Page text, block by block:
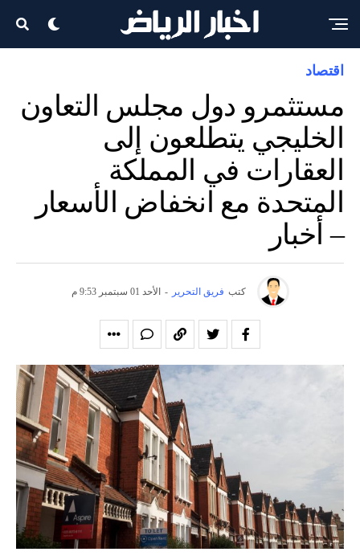
اقتصاد
مستثمرو دول مجلس التعاون
الخليجي يتطلعون إلى
العقارات في المملكة
المتحدة مع انخفاض الأسعار
– أخبار
كتب فريق التحرير - الأحد 01 سبتمبر 9:53 م